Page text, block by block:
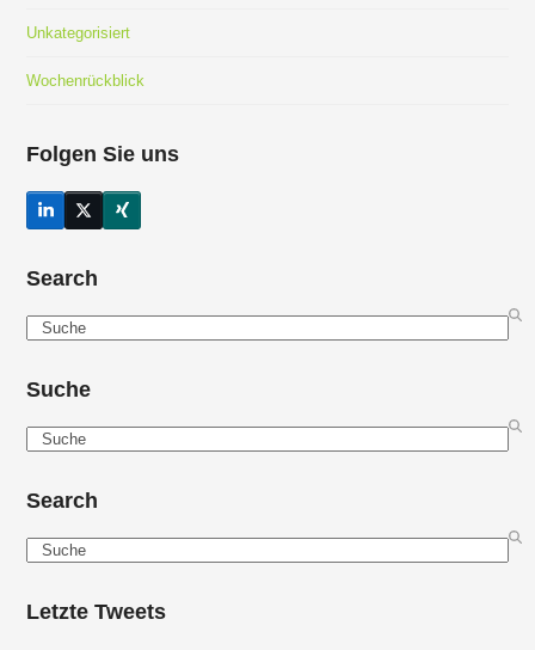
Unkategorisiert
Wochenrückblick
Folgen Sie uns
LinkedInTwitter
(deprecated)
Xing
Search
Search
Suche
Search
Search
Search
Letzte Tweets